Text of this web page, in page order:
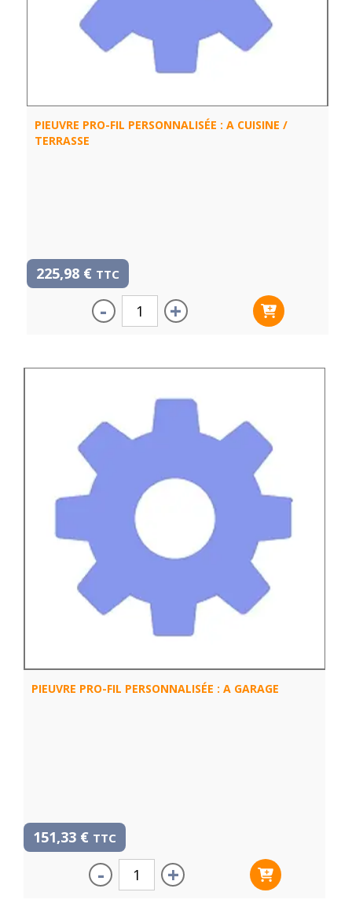
PIEUVRE PRO-FIL PERSONNALISÉE : A CUISINE /
TERRASSE
225,98 € TTC
- +
PIEUVRE PRO-FIL PERSONNALISÉE : A GARAGE
151,33 € TTC
- +